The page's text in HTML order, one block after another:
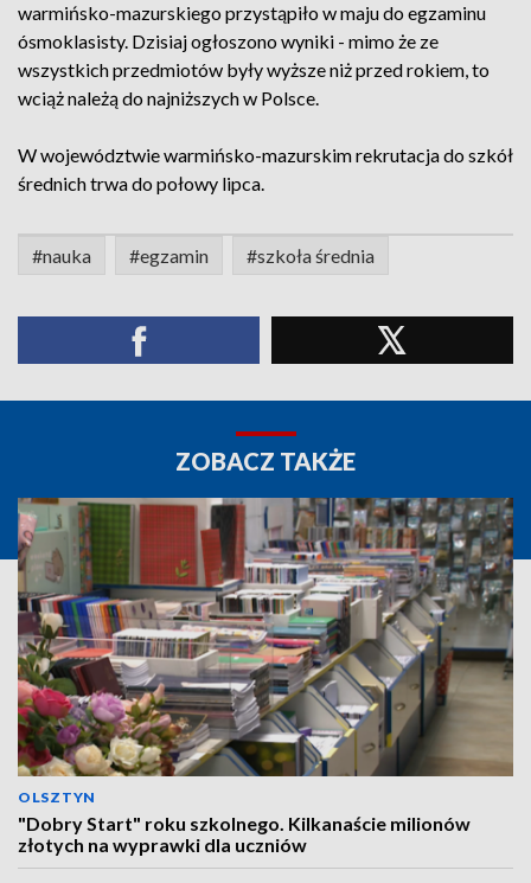
warmińsko-mazurskiego przystąpiło w maju do egzaminu
ósmoklasisty. Dzisiaj ogłoszono wyniki - mimo że ze
wszystkich przedmiotów były wyższe niż przed rokiem, to
wciąż należą do najniższych w Polsce.
W województwie warmińsko-mazurskim rekrutacja do szkół
średnich trwa do połowy lipca.
#nauka #egzamin #szkoła średnia
ZOBACZ TAKŻE
OLSZTYN
"Dobry Start" roku szkolnego. Kilkanaście milionów
złotych na wyprawki dla uczniów